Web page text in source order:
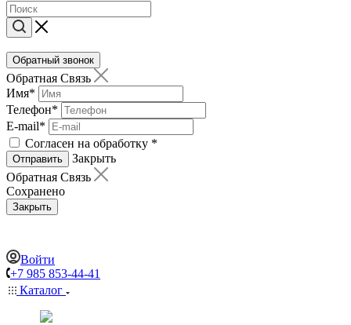
Обратный звонок
Обратная Связь
Имя*
Телефон*
E-mail*
Согласен на обработку *
Отправить
Закрыть
Обратная Связь
Сохранено
Закрыть
Войти
+7 985 853-44-41
Каталог